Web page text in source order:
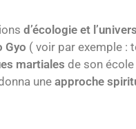
d’écologie et
Gyo ( voir par exemple :
martiales de son
une approche